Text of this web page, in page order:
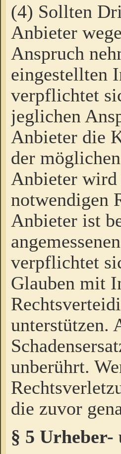
(4) Sollten
Anbieter
Anspruch
eingestellten
verpflichtet
jeglichen
Anbieter die
der
Anbieter wird
notwendigen
Anbieter ist
verpflichtet
Glauben mit
unterstützen.
unberührt.
die zuvor
§ 5 Urheber-